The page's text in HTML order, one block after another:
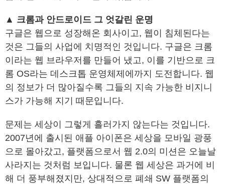
▲ 크롬과 안드로이드 그 엇갈린 운명
구글은 웹으로 성장해온 회사이고, 웹이 침체된다는
것은 그들의 사업에 치명적인 것입니다. 구글은 크롬
이라는 웹 브라우저를 만들어 냈고, 이를 기반으로 크
롬 OS라는 데스크톱 운영체제에까지 도전합니다. 웹
의 정보가 더 많아질수록 그들의 지속 가능한 비지니
스가 가능해 지기 때문입니다.
문제는 세상이 그렇게 흘러가지 않는다는 것입니다.
2007년에 출시된 애플 아이폰은 세상을 모바일 광풍
으로 몰아갔고, 플랫폼으로서 웹 2.0의 미션은 오늘날
사라지는 것처럼 보입니다. 물론 웹 세상은 과거에 비
해 더 풍부해졌지만, 상대적으로 폐쇄 SW 플랫폼의